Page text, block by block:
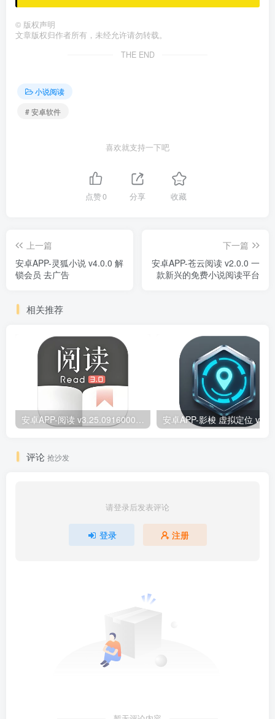
© 版权声明
文章版权归作者所有，未经允许请勿转载。
THE END
小说阅读
# 安卓软件
喜欢就支持一下吧
点赞0 分享 收藏
上一篇
安卓APP-灵狐小说 v4.0.0 解
锁会员 去广告
下一篇
安卓APP-苍云阅读 v2.0.0 一
款新兴的免费小说阅读平台
相关推荐
安卓APP-阅读 v3.25.09160000 原版/去除书源限制/内置书源版
评论 抢沙发
请登录后发表评论
登录 注册